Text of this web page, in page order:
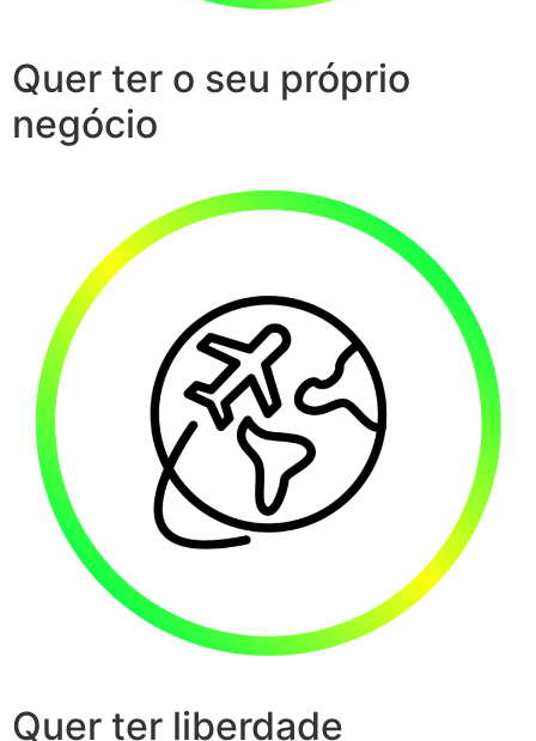
Quer ter o seu próprio
negócio
Quer ter liberdade